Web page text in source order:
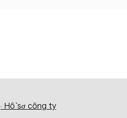
· Hồ sơ công ty